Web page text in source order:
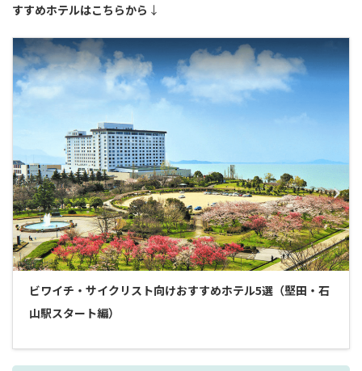
すすめホテルはこちらから ↓
ビワイチ・サイクリスト向けおすすめホテル5選（堅田・石
山駅スタート編）